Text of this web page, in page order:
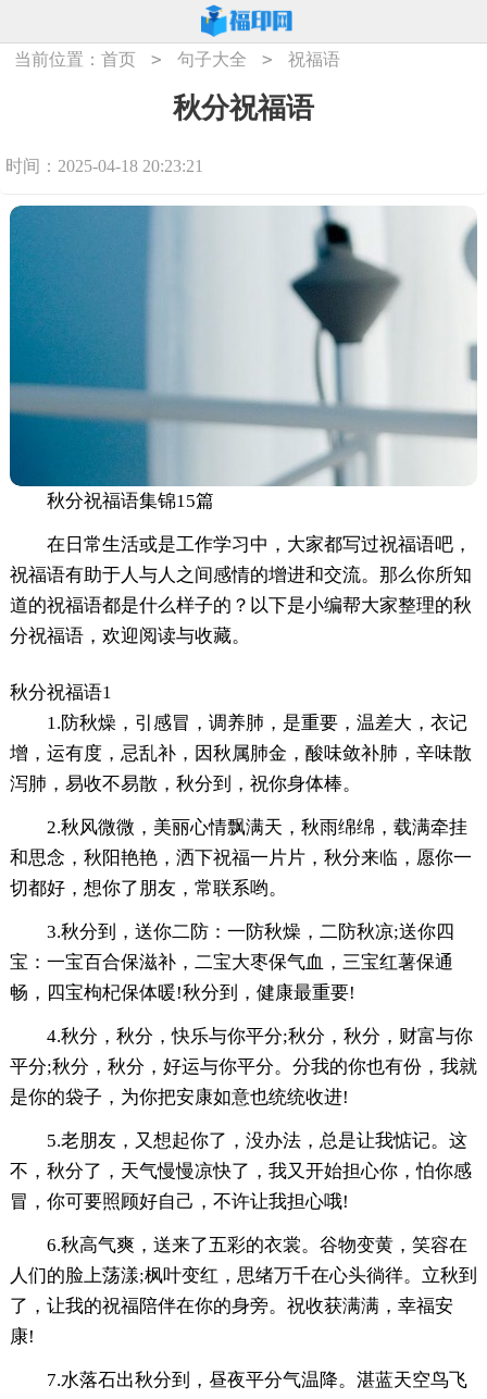
当前位置：首页 > 句子大全 > 祝福语
秋分祝福语
时间：2025-04-18 20:23:21
秋分祝福语集锦15篇
在日常生活或是工作学习中，大家都写过祝福语吧，
祝福语有助于人与人之间感情的增进和交流。那么你所知
道的祝福语都是什么样子的？以下是小编帮大家整理的秋
分祝福语，欢迎阅读与收藏。
秋分祝福语1
1.防秋燥，引感冒，调养肺，是重要，温差大，衣记
增，运有度，忌乱补，因秋属肺金，酸味敛补肺，辛味散
泻肺，易收不易散，秋分到，祝你身体棒。
2.秋风微微，美丽心情飘满天，秋雨绵绵，载满牵挂
和思念，秋阳艳艳，洒下祝福一片片，秋分来临，愿你一
切都好，想你了朋友，常联系哟。
3.秋分到，送你二防：一防秋燥，二防秋凉;送你四
宝：一宝百合保滋补，二宝大枣保气血，三宝红薯保通
畅，四宝枸杞保体暖!秋分到，健康最重要!
4.秋分，秋分，快乐与你平分;秋分，秋分，财富与你
平分;秋分，秋分，好运与你平分。分我的你也有份，我就
是你的袋子，为你把安康如意也统统收进!
5.老朋友，又想起你了，没办法，总是让我惦记。这
不，秋分了，天气慢慢凉快了，我又开始担心你，怕你感
冒，你可要照顾好自己，不许让我担心哦!
6.秋高气爽，送来了五彩的衣裳。谷物变黄，笑容在
人们的脸上荡漾;枫叶变红，思绪万千在心头徜徉。立秋到
了，让我的祝福陪伴在你的身旁。祝收获满满，幸福安
康!
7.水落石出秋分到，昼夜平分气温降。湛蓝天空鸟飞